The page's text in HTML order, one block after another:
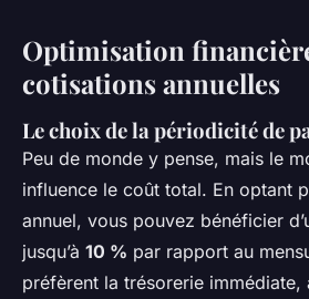
Optimisation
cotisations annuelles
Le choix de la périodicité de
Peu de monde y pense, mais le
influence le coût total. En optant
annuel, vous pouvez bénéficier
jusqu’à 10 % par rapport au
préfèrent la trésorerie immédiate,